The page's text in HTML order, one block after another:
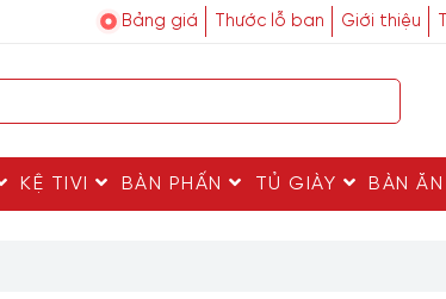
Bảng giá Thước lỗ ban Giới thiệu
KỆ TIVI BÀN PHẤN TỦ GIÀY BÀN ĂN